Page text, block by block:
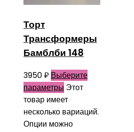
Торт
Трансформеры
Бамблби 148
3950₽ Выберите
параметры Этот
товар имеет
несколько вариаций.
Опции можно